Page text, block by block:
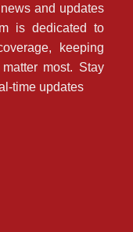
and updates
is dedicated to
keeping
most. Stay
time updates